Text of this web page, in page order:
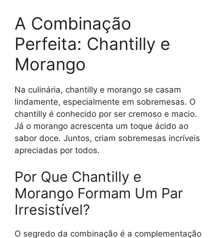
A Combinação
Perfeita: Chantilly e
Morango
Na culinária, chantilly e morango se casam
lindamente, especialmente em sobremesas. O
chantilly é conhecido por ser cremoso e macio.
Já o morango acrescenta um toque ácido ao
sabor doce. Juntos, criam sobremesas incríveis
apreciadas por todos.
Por Que Chantilly e
Morango Formam Um Par
Irresistível?
O segredo da combinação é a complementação